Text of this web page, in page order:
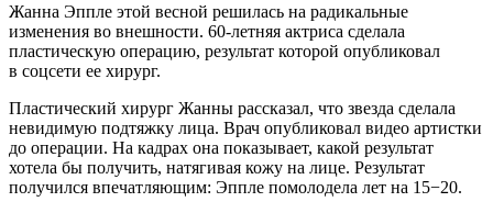
Жанна Эппле этой весной решилась на радикальные
изменения во внешности. 60-летняя актриса сделала
пластическую операцию, результат которой опубликовал
в соцсети ее хирург.
Пластический хирург Жанны рассказал, что звезда сделала
невидимую подтяжку лица. Врач опубликовал видео артистки
до операции. На кадрах она показывает, какой результат
хотела бы получить, натягивая кожу на лице. Результат
получился впечатляющим: Эппле помолодела лет на 15−20.